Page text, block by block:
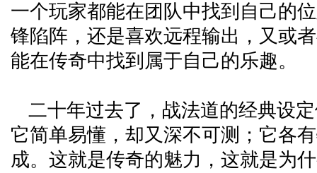
一个玩家都能在团队中找到自己的
锋陷阵，还是喜欢远程输出，又或
能在传奇中找到属于自己的乐趣。
二十年过去了，战法道的经典设
它简单易懂，却又深不可测；它各
成。这就是传奇的魅力，这就是为